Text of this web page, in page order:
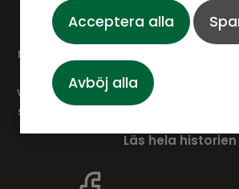
Acceptera alla
Avböj alla
För 50 år sedan, i Ask Frälsegård
drog pappa Åke och mamma
möbelsnickeri som extra födkrok
tiden blev de tre barnen
verksamheten som har utvecklats
största möbel- och
Läs hela historien